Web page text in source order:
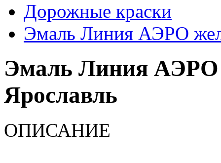
Дорожные краски
Эмаль Линия АЭРО
Эмаль Линия АЭРО
Ярославль
ОПИСАНИЕ